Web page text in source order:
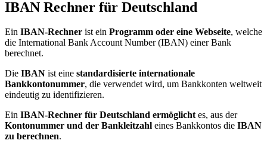
IBAN Rechner für Deutschland
Ein IBAN-Rechner ist ein Programm oder eine Webseite, welche
die International Bank Account Number (IBAN) einer Bank
berechnet.
Die IBAN ist eine standardisierte internationale
Bankkontonummer, die verwendet wird, um Bankkonten weltweit
eindeutig zu identifizieren.
Ein IBAN-Rechner für Deutschland ermöglichtes, aus der
Kontonummer und der Bankleitzahl eines Bankkontos die IBAN
zu berechnen.